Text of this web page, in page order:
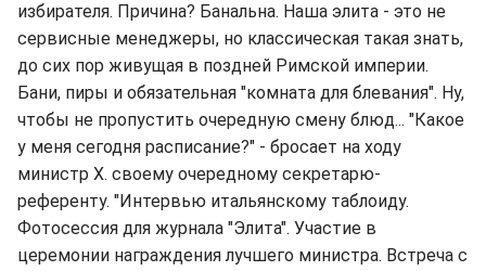
избирателя. Причина? Банальна. Наша элита - это не
сервисные менеджеры, но классическая такая знать,
до сих пор живущая в поздней Римской империи.
Бани, пиры и обязательная "комната для блевания". Ну,
чтобы не пропустить очередную смену блюд... "Какое
у меня сегодня расписание?" - бросает на ходу
министр Х. своему очередному секретарю-
референту. "Интервью итальянскому таблоиду.
Фотосессия для журнала "Элита". Участие в
церемонии награждения лучшего министра. Встреча с